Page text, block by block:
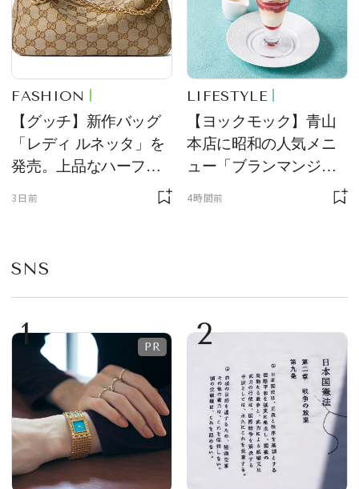
FASHION
【グッチ】新作バッグ
「レディ ルネッタ」を
発売。上品なハーフム
ーン型がスタイリング
3日前
LIFESTYLE
【ヨックモック】青山
本店に昭和の人気メニ
ュー「ブランマンジ
ェ」「ダックワーズ」
4時間前
SNS
1 2